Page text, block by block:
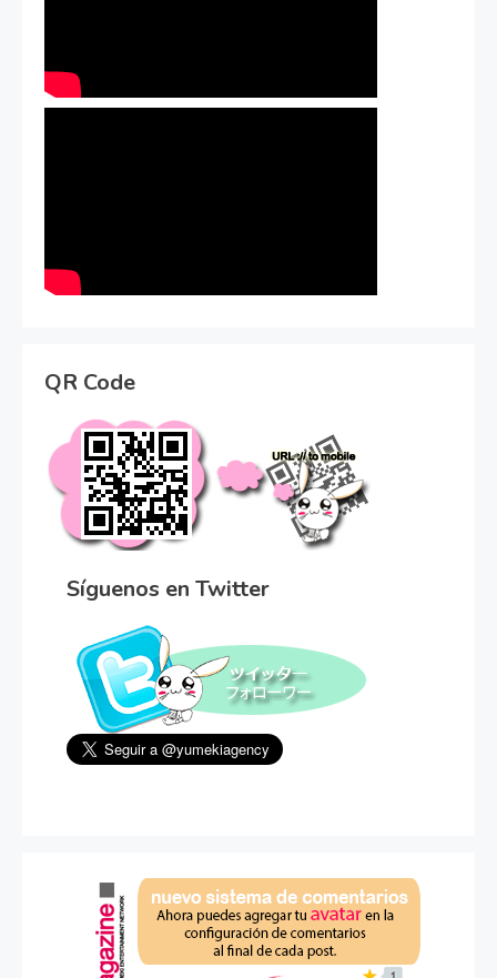
QR Code
Síguenos en Twitter